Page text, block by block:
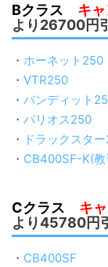
Bクラス キ
より26700円
・ ホーネット250
・ VTR250
・ バンディット
・ バリオス250
・ ドラックスタ
・ CB400SF-K(教
Cクラス キ
より45780円
・ CB400SF